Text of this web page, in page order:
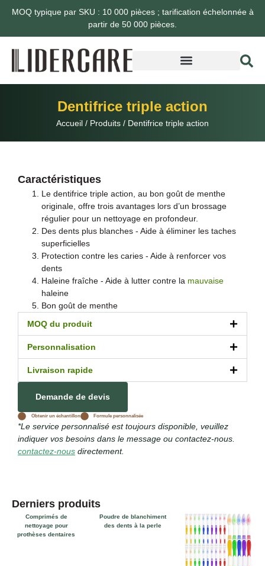
MOQ typique par SKU : 10 000 pièces ; tarification échelonnée à
partir de 50 000 pièces.
Dentifrice triple action
Accueil / Produits / Dentifrice triple action
Caractéristiques
Le dentifrice triple action, au bon goût de menthe
originale, offre trois avantages lors d’un brossage
régulier pour un nettoyage en profondeur.
Des dents plus blanches - Aide à éliminer les taches
superficielles
Protection contre les caries - Aide à renforcer vos
dents
Haleine fraîche - Aide à lutter contre la mauvaise
haleine
Bon goût de menthe
MOQ du produit
Personnalisation
Livraison rapide
Demande de devis
Obtenir un échantillon Formule personnalisée
*Le service personnalisé est toujours disponible, veuillez
indiquer vos besoins dans le message ou contactez-nous.
contactez-nous directement.
Derniers produits
Comprimés de
nettoyage pour
prothèses dentaires
Poudre de blanchiment
des dents à la perle